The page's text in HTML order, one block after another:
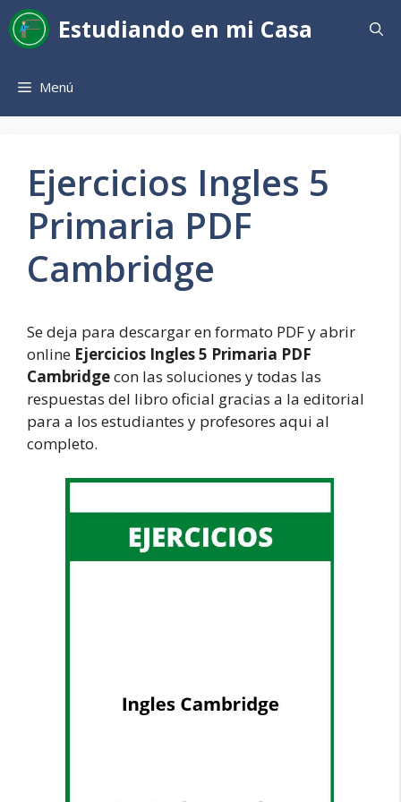
Saltar
al
contenido
Estudiando en mi Casa
Menú
Ejercicios Ingles 5
Primaria PDF
Cambridge
Se deja para descargar en formato PDF y abrir
online Ejercicios Ingles 5 Primaria PDF
Cambridgecon las soluciones y todas las
respuestas del libro oficial gracias a la editorial
para a los estudiantes y profesores aqui al
completo.